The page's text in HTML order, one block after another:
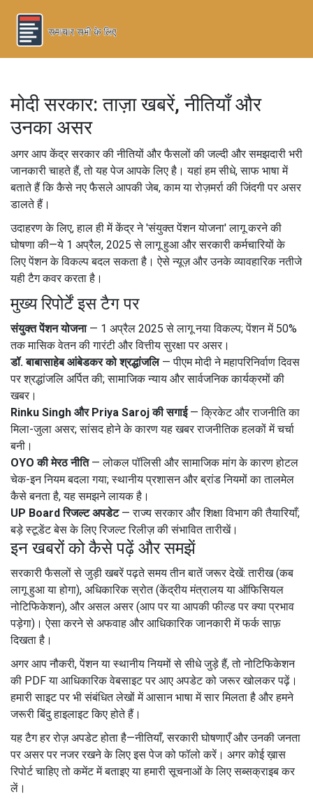
मोदी सरकार: ताज़ा खबरें, नीतियाँ और
उनका असर
अगर आप केंद्र सरकार की नीतियों और फैसलों की जल्दी और समझदारी भरी
जानकारी चाहते हैं, तो यह पेज आपके लिए है। यहां हम सीधे, साफ भाषा में
बताते हैं कि कैसे नए फैसले आपकी जेब, काम या रोज़मर्रा की जिंदगी पर असर
डालते हैं।
उदाहरण के लिए, हाल ही में केंद्र ने 'संयुक्त पेंशन योजना' लागू करने की
घोषणा की—ये 1 अप्रैल, 2025 से लागू हुआ और सरकारी कर्मचारियों के
लिए पेंशन के विकल्प बदल सकता है। ऐसे न्यूज़ और उनके व्यावहारिक नतीजे
यही टैग कवर करता है।
मुख्य रिपोर्टें इस टैग पर
संयुक्त पेंशन योजना— 1 अप्रैल 2025 से लागू नया विकल्प; पेंशन में 50%
तक मासिक वेतन की गारंटी और वित्तीय सुरक्षा पर असर।
डॉ. बाबासाहेब आंबेडकर को श्रद्धांजलि— पीएम मोदी ने महापरिनिर्वाण दिवस
पर श्रद्धांजलि अर्पित की; सामाजिक न्याय और सार्वजनिक कार्यक्रमों की
खबर।
Rinku Singh और Priya Saroj की सगाई— क्रिकेट और राजनीति का
मिला-जुला असर; सांसद होने के कारण यह खबर राजनीतिक हलकों में चर्चा
बनी।
OYO की मेरठ नीति— लोकल पॉलिसी और सामाजिक मांग के कारण होटल
चेक-इन नियम बदला गया; स्थानीय प्रशासन और ब्रांड नियमों का तालमेल
कैसे बनता है, यह समझने लायक है।
UP Board रिजल्ट अपडेट— राज्य सरकार और शिक्षा विभाग की तैयारियाँ;
बड़े स्टूडेंट बेस के लिए रिजल्ट रिलीज़ की संभावित तारीखें।
इन खबरों को कैसे पढ़ें और समझें
सरकारी फैसलों से जुड़ी खबरें पढ़ते समय तीन बातें जरूर देखें: तारीख (कब
लागू हुआ या होगा), अधिकारिक स्रोत (केंद्रीय मंत्रालय या ऑफिसियल
नोटिफिकेशन), और असल असर (आप पर या आपकी फील्ड पर क्या प्रभाव
पड़ेगा)। ऐसा करने से अफवाह और आधिकारिक जानकारी में फर्क साफ़
दिखता है।
अगर आप नौकरी, पेंशन या स्थानीय नियमों से सीधे जुड़े हैं, तो नोटिफिकेशन
की PDF या आधिकारिक वेबसाइट पर आए अपडेट को जरूर खोलकर पढ़ें।
हमारी साइट पर भी संबंधित लेखों में आसान भाषा में सार मिलता है और हमने
जरूरी बिंदु हाइलाइट किए होते हैं।
यह टैग हर रोज़ अपडेट होता है—नीतियाँ, सरकारी घोषणाएँ और उनकी जनता
पर असर पर नजर रखने के लिए इस पेज को फॉलो करें। अगर कोई ख़ास
रिपोर्ट चाहिए तो कमेंट में बताइए या हमारी सूचनाओं के लिए सब्सक्राइब कर
लें।